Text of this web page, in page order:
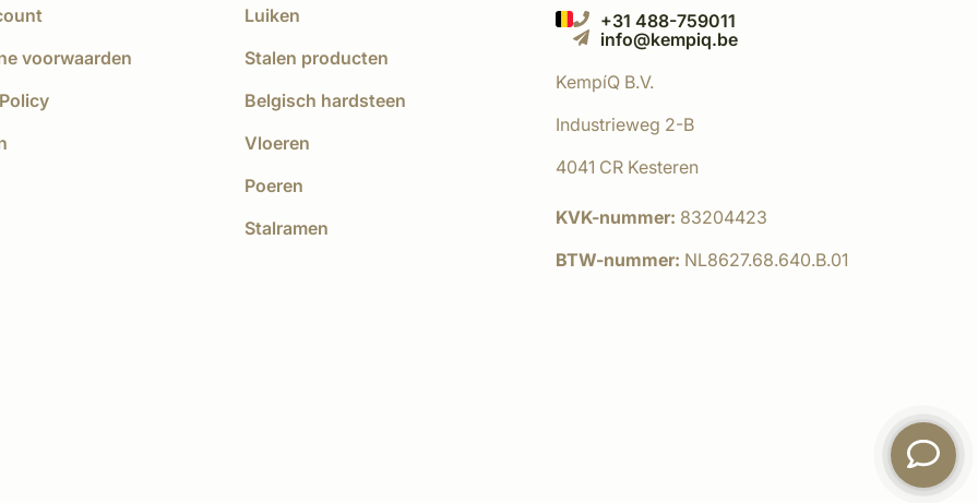
voorwaarden
Luiken
Stalen producten
Belgisch hardsteen
Vloeren
Poeren
Stalramen
+31 488-759011
info@kempiq.be
KempíQ B.V.
Industrieweg 2-B
4041 CR Kesteren
KVK-nummer: 83204423
BTW-nummer: NL8627.68.640.B.01